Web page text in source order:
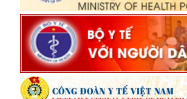
người dân
Chỉ thị về việc tổ chức khám sức
hoặc khám sàng lọc miễn phí cho
Tăng cường công tác truyền thông
chống bệnh viêm não vi rút và viêm
Bản
Phối hợp tuyên truyền, phổ biến và